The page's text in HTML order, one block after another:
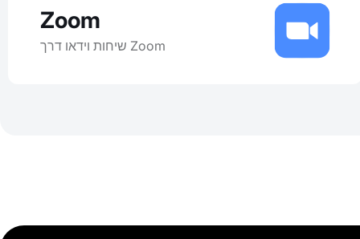
Zoom
שיחות וידאו דרך Zoom